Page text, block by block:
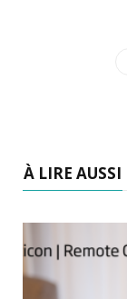
À LIRE AUSSI